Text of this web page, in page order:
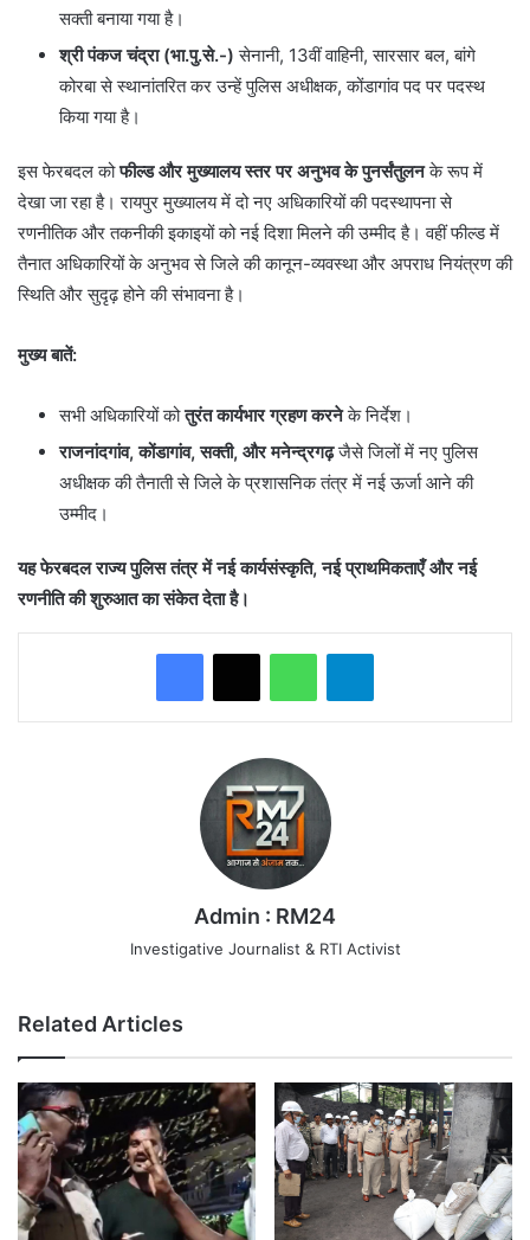
सक्ती बनाया गया है।
श्री पंकज चंद्रा (भा.पु.से.-) सेनानी, 13वीं वाहिनी, सारसार बल, बांगे
कोरबा से स्थानांतरित कर उन्हें पुलिस अधीक्षक, कोंडागांव पद पर पदस्थ
किया गया है।
इस फेरबदल कोफील्ड और मुख्यालय स्तर पर अनुभव के पुनर्संतुलनके रूप में
देखा जा रहा है। रायपुर मुख्यालय में दो नए अधिकारियों की पदस्थापना से
रणनीतिक और तकनीकी इकाइयों को नई दिशा मिलने की उम्मीद है। वहीं फील्ड में
तैनात अधिकारियों के अनुभव से जिले की कानून-व्यवस्था और अपराध नियंत्रण की
स्थिति और सुदृढ़ होने की संभावना है।
मुख्य बातें:
सभी अधिकारियों कोतुरंत कार्यभार ग्रहण करनेके निर्देश।
राजनांदगांव, कोंडागांव, सक्ती, और मनेन्द्रगढ़जैसे जिलों में नए पुलिस
अधीक्षक की तैनाती से जिले के प्रशासनिक तंत्र में नई ऊर्जा आने की
उम्मीद।
यह फेरबदल राज्य पुलिस तंत्र में नई कार्यसंस्कृति, नई प्राथमिकताएँ और नई
रणनीति की शुरुआत का संकेत देता है।
WhatsAppTelegram
Admin : RM24
Investigative Journalist & RTI Activist
Related Articles